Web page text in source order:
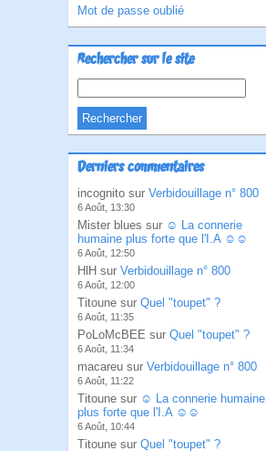
Mot de passe oublié
Rechercher sur le site
Derniers commentaires
incognito sur Verbidouillage n° 800
6 Août, 13:30
Mister blues sur ☺ La connerie
humaine plus forte que l'I.A ☺☺
6 Août, 12:50
HlH sur Verbidouillage n° 800
6 Août, 12:00
Titoune sur Quel "toupet" ?
6 Août, 11:35
PoLoMcBEE sur Quel "toupet" ?
6 Août, 11:34
macareu sur Verbidouillage n° 800
6 Août, 11:22
Titoune sur ☺ La connerie humaine
plus forte que l'I.A ☺☺
6 Août, 10:44
Titoune sur Quel "toupet" ?